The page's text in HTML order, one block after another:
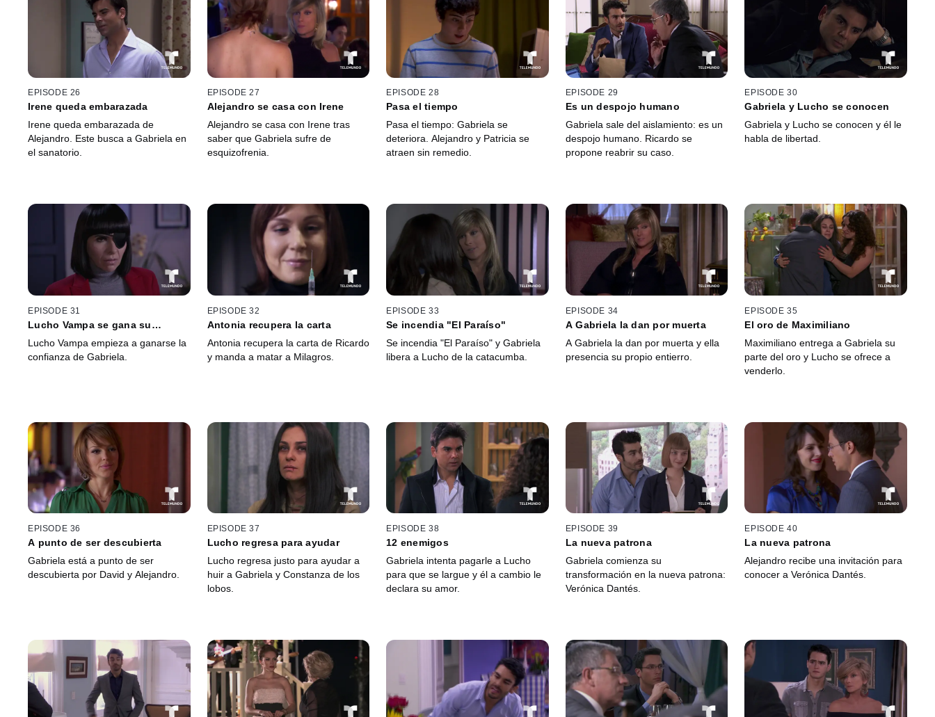
EPISODE 26
Irene queda embarazada
Irene queda embarazada de
Alejandro. Este busca a Gabriela en
el sanatorio.
EPISODE 27
Alejandro se casa con Irene
Alejandro se casa con Irene tras
saber que Gabriela sufre de
esquizofrenia.
EPISODE 28
Pasa el tiempo
Pasa el tiempo: Gabriela se
deteriora. Alejandro y Patricia se
atraen sin remedio.
EPISODE 29
Es un despojo humano
Gabriela sale del aislamiento: es un
despojo humano. Ricardo se
propone reabrir su caso.
EPISODE 30
Gabriela y Lucho se conocen
Gabriela y Lucho se conocen y él le
habla de libertad.
EPISODE 31
Lucho Vampa se gana su
Lucho Vampa empieza a ganarse la
confianza de Gabriela.
EPISODE 32
Antonia recupera la carta
Antonia recupera la carta de Ricardo
y manda a matar a Milagros.
EPISODE 33
Se incendia "El Paraíso"
Se incendia "El Paraíso" y Gabriela
libera a Lucho de la catacumba.
EPISODE 34
A Gabriela la dan por muerta
A Gabriela la dan por muerta y ella
presencia su propio entierro.
EPISODE 35
El oro de Maximiliano
Maximiliano entrega a Gabriela su
parte del oro y Lucho se ofrece a
venderlo.
EPISODE 36
A punto de ser descubierta
Gabriela está a punto de ser
descubierta por David y Alejandro.
EPISODE 37
Lucho regresa para ayudar
Lucho regresa justo para ayudar a
huir a Gabriela y Constanza de los
lobos.
EPISODE 38
12 enemigos
Gabriela intenta pagarle a Lucho
para que se largue y él a cambio le
declara su amor.
EPISODE 39
La nueva patrona
Gabriela comienza su
transformación en la nueva patrona:
Verónica Dantés.
EPISODE 40
La nueva patrona
Alejandro recibe una invitación para
conocer a Verónica Dantés.